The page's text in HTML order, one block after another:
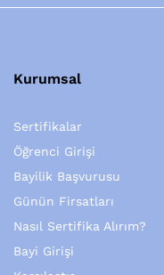
Kurumsal
Sertifikalar
Öğrenci Girişi
Bayilik Başvurusu
Günün Firsatları
Nasıl Sertifika Alırım?
Bayi Girişi